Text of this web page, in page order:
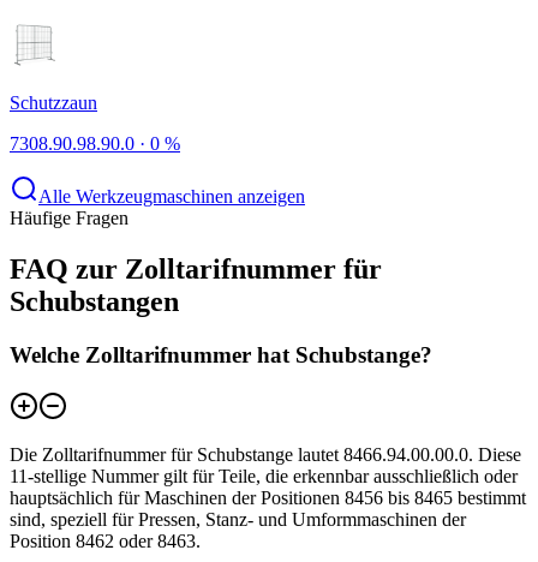
Schutzzaun
7308.90.98.90.0 · 0 %
Alle Werkzeugmaschinen anzeigen
Häufige Fragen
FAQ zur Zolltarifnummer für
Schubstangen
Welche Zolltarifnummer hat Schubstange?
Die Zolltarifnummer für Schubstange lautet 8466.94.00.00.0. Diese
11-stellige Nummer gilt für Teile, die erkennbar ausschließlich oder
hauptsächlich für Maschinen der Positionen 8456 bis 8465 bestimmt
sind, speziell für Pressen, Stanz- und Umformmaschinen der
Position 8462 oder 8463.